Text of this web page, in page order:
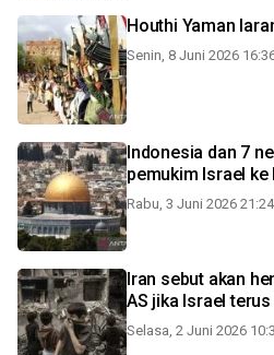
Houthi Yaman
Senin, 8 Juni 2026
Indonesia dan 7
pemukim Israel
Rabu, 3 Juni 2026 21:24
Iran sebut akan
AS jika Israel
Selasa, 2 Juni 2026